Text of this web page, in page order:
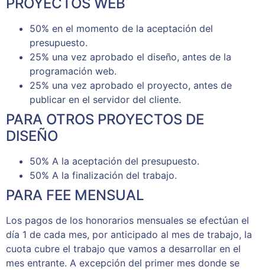
PROYECTOS WEB
50% en el momento de la aceptación del
presupuesto.
25% una vez aprobado el diseño, antes de la
programación web.
25% una vez aprobado el proyecto, antes de
publicar en el servidor del cliente.
PARA OTROS PROYECTOS DE
DISEÑO
50% A la aceptación del presupuesto.
50% A la finalización del trabajo.
PARA FEE MENSUAL
Los pagos de los honorarios mensuales se efectúan el
día 1 de cada mes, por anticipado al mes de trabajo, la
cuota cubre el trabajo que vamos a desarrollar en el
mes entrante. A excepción del primer mes donde se